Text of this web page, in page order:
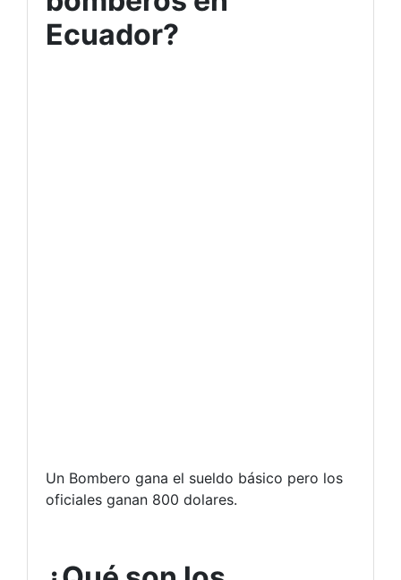
Ecuador?
Un Bombero gana el sueldo básico pero los
oficiales ganan 800 dolares.